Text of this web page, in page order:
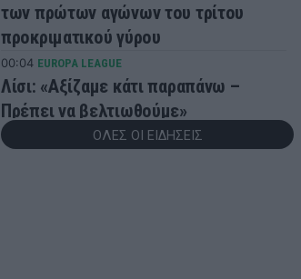
των πρώτων αγώνων του τρίτου
προκριματικού γύρου
00:04 EUROPA LEAGUE
Λίσι: «Αξίζαμε κάτι παραπάνω –
Πρέπει να βελτιωθούμε»
23:57 EUROPA LEAGUEΟΛΕΣ ΟΙ ΕΙΔΗΣΕΙΣ